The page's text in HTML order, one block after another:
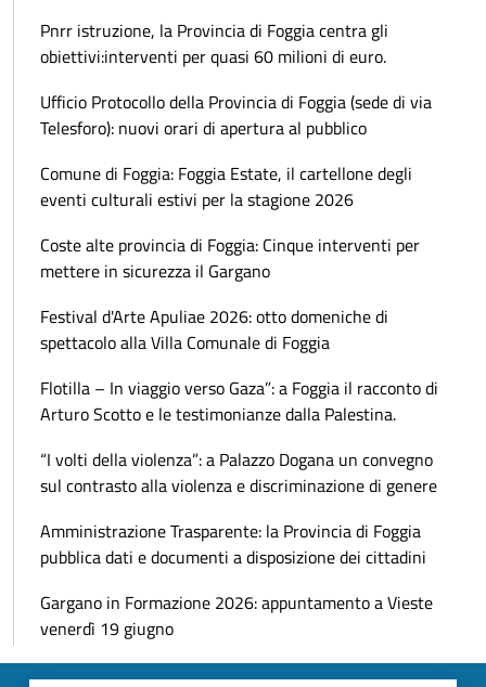
Pnrr istruzione, la Provincia di Foggia centra gli
obiettivi:interventi per quasi 60 milioni di euro.
Ufficio Protocollo della Provincia di Foggia (sede di via
Telesforo): nuovi orari di apertura al pubblico
Comune di Foggia: Foggia Estate, il cartellone degli
eventi culturali estivi per la stagione 2026
Coste alte provincia di Foggia: Cinque interventi per
mettere in sicurezza il Gargano
Festival d'Arte Apuliae 2026: otto domeniche di
spettacolo alla Villa Comunale di Foggia
Flotilla – In viaggio verso Gaza”: a Foggia il racconto di
Arturo Scotto e le testimonianze dalla Palestina.
“I volti della violenza”: a Palazzo Dogana un convegno
sul contrasto alla violenza e discriminazione di genere
Amministrazione Trasparente: la Provincia di Foggia
pubblica dati e documenti a disposizione dei cittadini
Gargano in Formazione 2026: appuntamento a Vieste
venerdì 19 giugno